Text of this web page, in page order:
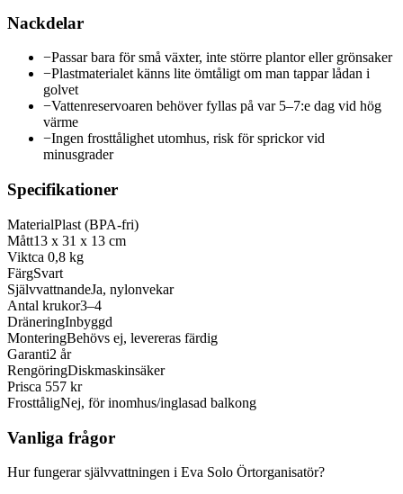
Nackdelar
−Passar bara för små växter, inte större plantor eller grönsaker
−Plastmaterialet känns lite ömtåligt om man tappar lådan i
golvet
−Vattenreservoaren behöver fyllas på var 5–7:e dag vid hög
värme
−Ingen frosttålighet utomhus, risk för sprickor vid
minusgrader
Specifikationer
MaterialPlast (BPA-fri)
Mått13 x 31 x 13 cm
Viktca 0,8 kg
FärgSvart
SjälvvattnandeJa, nylonvekar
Antal krukor3–4
DräneringInbyggd
MonteringBehövs ej, levereras färdig
Garanti2 år
RengöringDiskmaskinsäker
Prisca 557 kr
FrosttåligNej, för inomhus/inglasad balkong
Vanliga frågor
Hur fungerar självvattningen i Eva Solo Örtorganisatör?